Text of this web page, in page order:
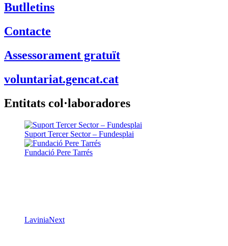
Butlletins
Contacte
Assessorament gratuït
voluntariat.gencat.cat
Entitats col·laboradores
Suport Tercer Sector – Fundesplai
Fundació Pere Tarrés